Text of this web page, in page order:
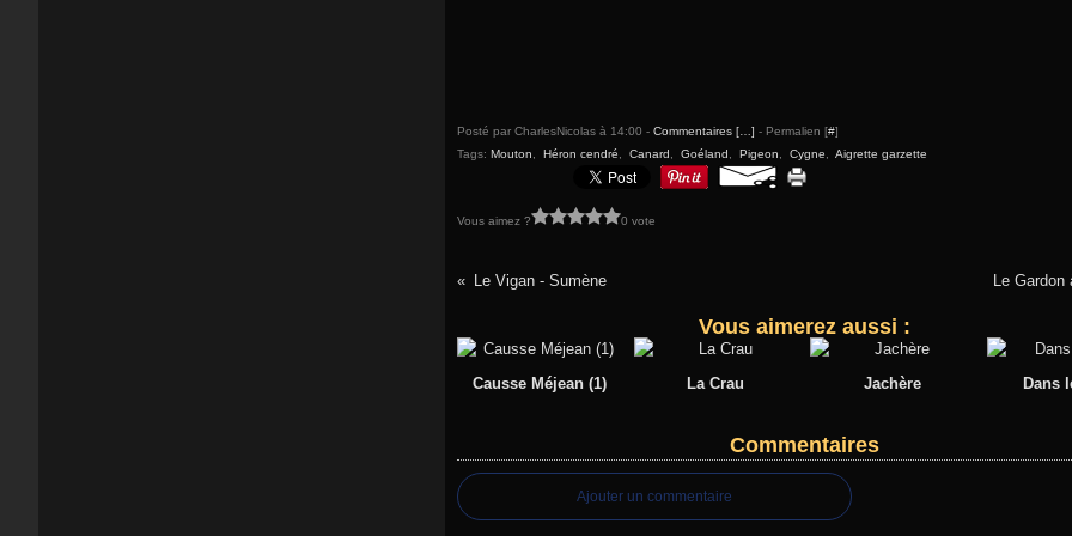
Posté par CharlesNicolas à 14:00 - Commentaires [ ] - Permalien [#]
Tags: Mouton Héron cendré Canard Goéland Pigeon Cygne Aigrette garzette
Vous aimez ? 0 vote
Le Vigan - Sumène Le Gardon
Vous aimerez aussi :
Causse Méjean (1) La Crau Jachère Dans
Commentaires
Ajouter un commentaire